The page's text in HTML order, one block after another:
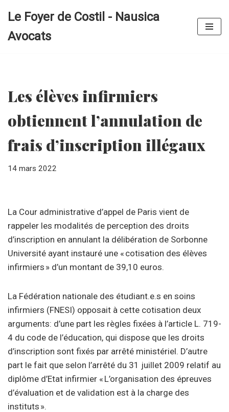
au
Le Foyer de Costil - Nausica
Avocats
Les élèves infirmiers
obtiennent l’annulation de
frais d’inscription illégaux
14 mars 2022
La Cour administrative d’appel de Paris vient de
rappeler les modalités de perception des droits
d’inscription en annulant la délibération de Sorbonne
Université ayant instauré une « cotisation des élèves
infirmiers » d’un montant de 39,10 euros.
La Fédération nationale des étudiant.e.s en soins
infirmiers (FNESI) opposait à cette cotisation deux
arguments: d’une part les règles fixées à l’article L. 719-
4 du code de l’éducation, qui dispose que les droits
d’inscription sont fixés par arrêté ministériel. D’autre
part le fait que selon l’arrêté du 31 juillet 2009 relatif au
diplôme d’Etat infirmier « L’organisation des épreuves
d’évaluation et de validation est à la charge des
instituts ».